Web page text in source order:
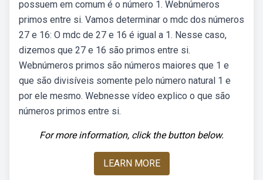
possuem em comum é o número 1. Webnúmeros
primos entre si. Vamos determinar o mdc dos números
27 e 16: O mdc de 27 e 16 é igual a 1. Nesse caso,
dizemos que 27 e 16 são primos entre si.
Webnúmeros primos são números maiores que 1 e
que são divisíveis somente pelo número natural 1 e
por ele mesmo. Webnesse vídeo explico o que são
números primos entre si.
For more information, click the button below.
LEARN MORE